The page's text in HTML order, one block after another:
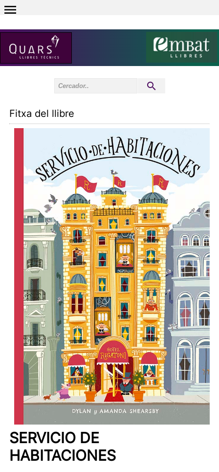
Inici sessió 0
Fitxa del llibre
SERVICIO DE
HABITACIONES